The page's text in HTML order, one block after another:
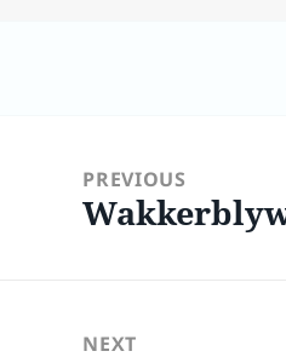
navigationPREVIOUS
Previous
NEXT